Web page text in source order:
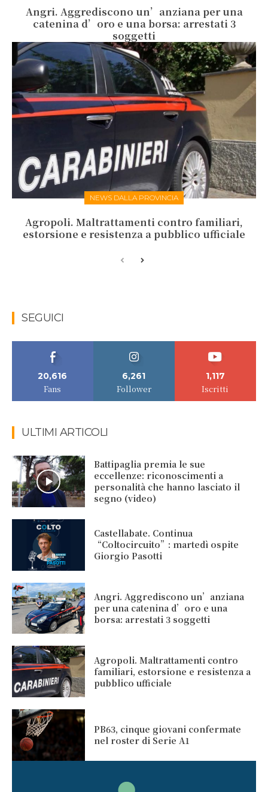
Angri. Aggrediscono un’anziana per una
catenina d’oro e una borsa: arrestati 3
soggetti
NEWS DALLA PROVINCIA
Agropoli. Maltrattamenti contro familiari,
estorsione e resistenza a pubblico ufficiale
SEGUICI
20,616
Fans
6,261
Follower
1,117
Iscritti
ULTIMI ARTICOLI
Battipaglia premia le sue
eccellenze: riconoscimenti a
personalità che hanno lasciato il
segno (video)
Castellabate. Continua
“Coltocircuito”: martedì ospite
Giorgio Pasotti
Angri. Aggrediscono un’anziana
per una catenina d’oro e una
borsa: arrestati 3 soggetti
Agropoli. Maltrattamenti contro
familiari, estorsione e resistenza a
pubblico ufficiale
PB63, cinque giovani confermate
nel roster di Serie A1